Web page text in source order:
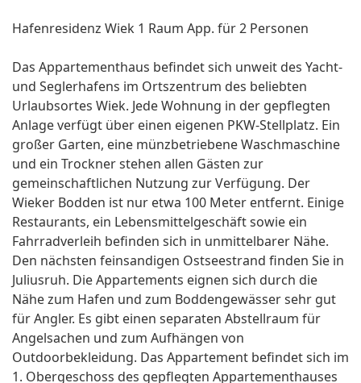
Hafenresidenz Wiek 1 Raum App. für 2 Personen
Das Appartementhaus befindet sich unweit des Yacht-
und Seglerhafens im Ortszentrum des beliebten
Urlaubsortes Wiek. Jede Wohnung in der gepflegten
Anlage verfügt über einen eigenen PKW-Stellplatz. Ein
großer Garten, eine münzbetriebene Waschmaschine
und ein Trockner stehen allen Gästen zur
gemeinschaftlichen Nutzung zur Verfügung. Der
Wieker Bodden ist nur etwa 100 Meter entfernt. Einige
Restaurants, ein Lebensmittelgeschäft sowie ein
Fahrradverleih befinden sich in unmittelbarer Nähe.
Den nächsten feinsandigen Ostseestrand finden Sie in
Juliusruh. Die Appartements eignen sich durch die
Nähe zum Hafen und zum Boddengewässer sehr gut
für Angler. Es gibt einen separaten Abstellraum für
Angelsachen und zum Aufhängen von
Outdoorbekleidung. Das Appartement befindet sich im
1. Obergeschoss des gepflegten Appartementhauses